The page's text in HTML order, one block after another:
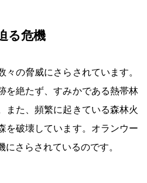
る危機
々の脅威にさらされています。
を絶たず、すみかである熱帯林
また、頻繁に起きている森林火
を破壊しています。オランウー
さらされているのです。